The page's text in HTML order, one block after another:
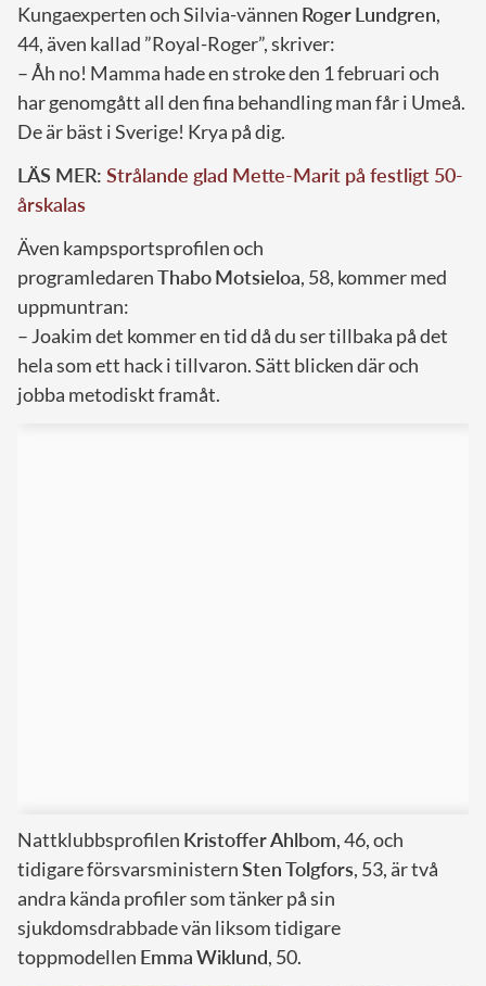
Kungaexperten och Silvia-vännen RogerLundgren,
44, även kallad ”Royal-Roger”, skriver:
– Åh no! Mamma hade en stroke den 1 februari och
har genomgått all den fina behandling man får i Umeå.
De är bäst i Sverige! Krya på dig.
LÄS MER: Strålande glad Mette-Marit på festligt 50-
årskalas
Även kampsportsprofilen och
programledarenThaboMotsieloa, 58, kommer med
uppmuntran:
– Joakim det kommer en tid då du ser tillbaka på det
hela som ett hack i tillvaron. Sätt blicken där och
jobba metodiskt framåt.
Nattklubbsprofilen KristofferAhlbom, 46, och
tidigare försvarsministernStenTolgfors, 53, är två
andra kända profiler som tänker på sin
sjukdomsdrabbade vän liksom tidigare
toppmodellen EmmaWiklund, 50.